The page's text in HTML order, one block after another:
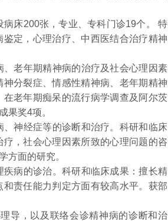
床200张，专业、专科门诊19个。 特
定，心理治疗、中西医结合治疗精神
老年期精神病的治疗及社会心理因素
分裂症、情感性精神病、老年期精神
老年期痴呆的流行病学调查及阿尔茨
果奖4项。
神经症等的诊断和治疗。科研和临床
，社会心理因素所致的心理问题的咨
学方面的研究。
病的诊治。科研和临床成果：擅长精
责任能力判定方面有较高水平。获部
导，以及联络会诊精神病的诊断和治